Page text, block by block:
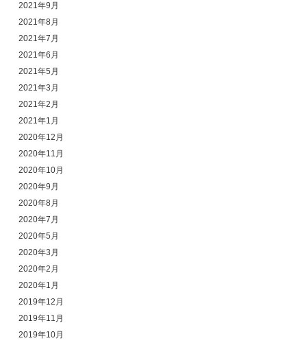
2021年9月
2021年8月
2021年7月
2021年6月
2021年5月
2021年3月
2021年2月
2021年1月
2020年12月
2020年11月
2020年10月
2020年9月
2020年8月
2020年7月
2020年5月
2020年3月
2020年2月
2020年1月
2019年12月
2019年11月
2019年10月